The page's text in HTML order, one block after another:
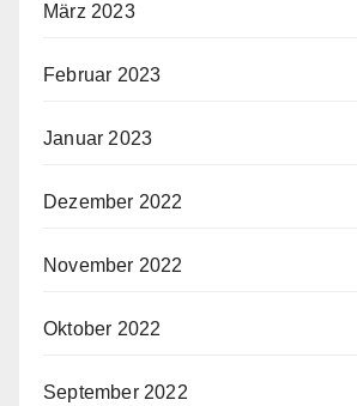
März 2023
Februar 2023
Januar 2023
Dezember 2022
November 2022
Oktober 2022
September 2022